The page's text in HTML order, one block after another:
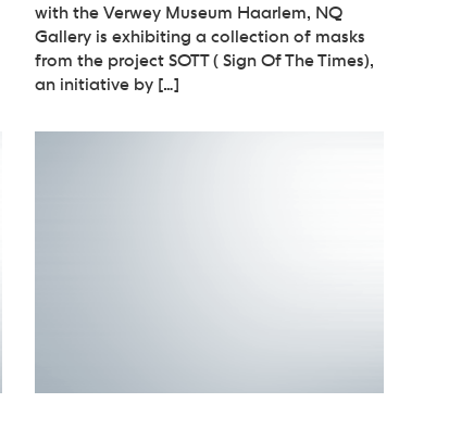
with the Verwey Museum Haarlem, NQ
Gallery is exhibiting a collection of masks
from the project SOTT ( Sign Of The Times),
an initiative by […]